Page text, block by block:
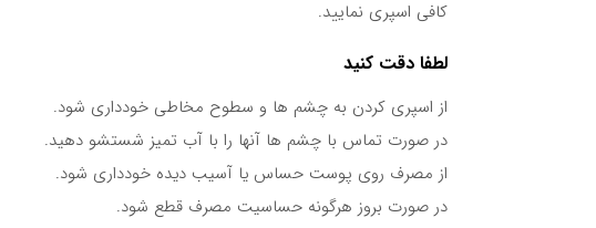
کافی اسپری نمایید.
لطفا دقت کنید
از اسپری کردن به چشم ها و سطوح مخاطی خودداری شود.
در صورت تماس با چشم ها آنها را با آب تمیز شستشو دهید.
از مصرف روی پوست حساس یا آسیب دیده خودداری شود.
در صورت بروز هرگونه حساسیت مصرف قطع شود.